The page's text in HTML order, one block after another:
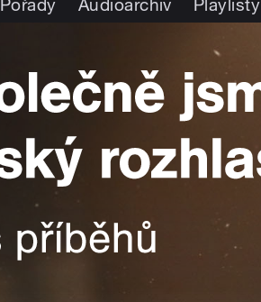
Pořady Audioarchiv Playlisty